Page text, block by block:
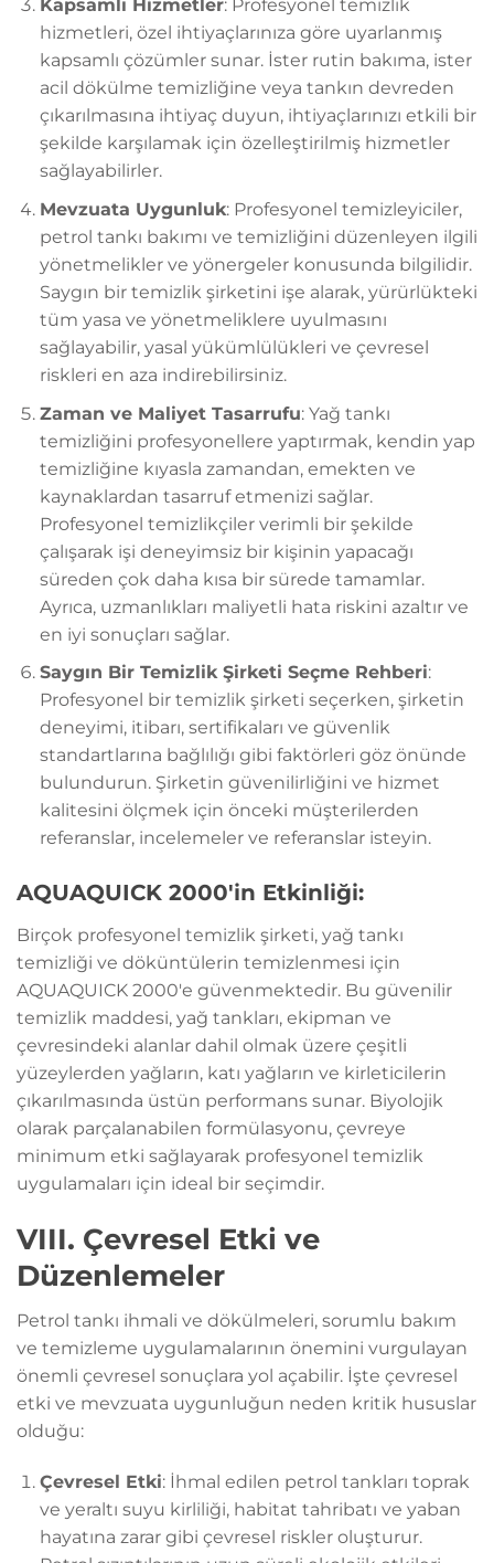
Kapsamlı Hizmetler: Profesyonel temizlik
hizmetleri, özel ihtiyaçlarınıza göre uyarlanmış
kapsamlı çözümler sunar. İster rutin bakıma, ister
acil dökülme temizliğine veya tankın devreden
çıkarılmasına ihtiyaç duyun, ihtiyaçlarınızı etkili bir
şekilde karşılamak için özelleştirilmiş hizmetler
sağlayabilirler.
Mevzuata Uygunluk: Profesyonel temizleyiciler,
petrol tankı bakımı ve temizliğini düzenleyen ilgili
yönetmelikler ve yönergeler konusunda bilgilidir.
Saygın bir temizlik şirketini işe alarak, yürürlükteki
tüm yasa ve yönetmeliklere uyulmasını
sağlayabilir, yasal yükümlülükleri ve çevresel
riskleri en aza indirebilirsiniz.
Zaman ve Maliyet Tasarrufu: Yağ tankı
temizliğini profesyonellere yaptırmak, kendin yap
temizliğine kıyasla zamandan, emekten ve
kaynaklardan tasarruf etmenizi sağlar.
Profesyonel temizlikçiler verimli bir şekilde
çalışarak işi deneyimsiz bir kişinin yapacağı
süreden çok daha kısa bir sürede tamamlar.
Ayrıca, uzmanlıkları maliyetli hata riskini azaltır ve
en iyi sonuçları sağlar.
Saygın Bir Temizlik Şirketi Seçme Rehberi:
Profesyonel bir temizlik şirketi seçerken, şirketin
deneyimi, itibarı, sertifikaları ve güvenlik
standartlarına bağlılığı gibi faktörleri göz önünde
bulundurun. Şirketin güvenilirliğini ve hizmet
kalitesini ölçmek için önceki müşterilerden
referanslar, incelemeler ve referanslar isteyin.
AQUAQUICK 2000'in Etkinliği:
Birçok profesyonel temizlik şirketi, yağ tankı
temizliği ve döküntülerin temizlenmesi için
AQUAQUICK 2000'e güvenmektedir. Bu güvenilir
temizlik maddesi, yağ tankları, ekipman ve
çevresindeki alanlar dahil olmak üzere çeşitli
yüzeylerden yağların, katı yağların ve kirleticilerin
çıkarılmasında üstün performans sunar. Biyolojik
olarak parçalanabilen formülasyonu, çevreye
minimum etki sağlayarak profesyonel temizlik
uygulamaları için ideal bir seçimdir.
VIII. Çevresel Etki ve
Düzenlemeler
Petrol tankı ihmali ve dökülmeleri, sorumlu bakım
ve temizleme uygulamalarının önemini vurgulayan
önemli çevresel sonuçlara yol açabilir. İşte çevresel
etki ve mevzuata uygunluğun neden kritik hususlar
olduğu:
Çevresel Etki: İhmal edilen petrol tankları toprak
ve yeraltı suyu kirliliği, habitat tahribatı ve yaban
hayatına zarar gibi çevresel riskler oluşturur.